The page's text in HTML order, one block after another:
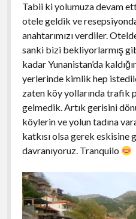
Tabii ki yolumuza devam
otele geldik ve
anahtarımızı verdiler.
sanki bizi bekliyorlarmış
kadar Yunanistan’da
yerlerinde kimlik hep
zaten köy yollarında trafik
gelmedik. Artık gerisini
köylerin ve yolun tadına
katkısı olsa gerek eskisine
davranıyoruz. Tranquilo